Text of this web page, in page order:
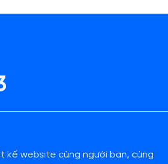
kế website cùng người bạn, cùng